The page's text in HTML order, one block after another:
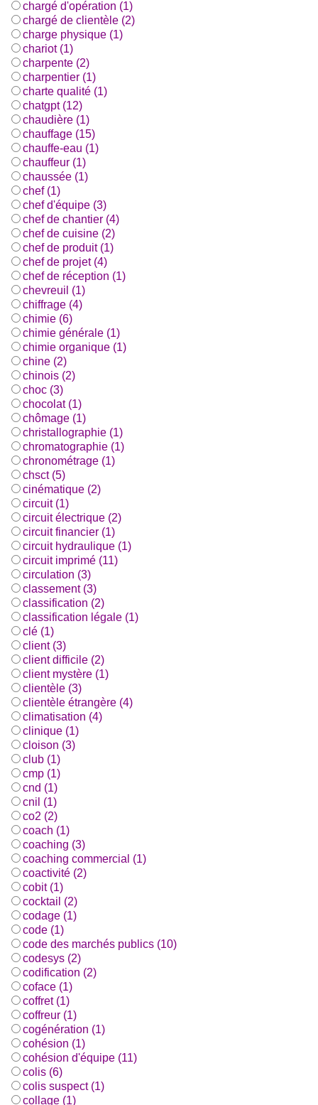
chargé d'opération (1)
chargé de clientèle (2)
charge physique (1)
chariot (1)
charpente (2)
charpentier (1)
charte qualité (1)
chatgpt (12)
chaudière (1)
chauffage (15)
chauffe-eau (1)
chauffeur (1)
chaussée (1)
chef (1)
chef d'équipe (3)
chef de chantier (4)
chef de cuisine (2)
chef de produit (1)
chef de projet (4)
chef de réception (1)
chevreuil (1)
chiffrage (4)
chimie (6)
chimie générale (1)
chimie organique (1)
chine (2)
chinois (2)
choc (3)
chocolat (1)
chômage (1)
christallographie (1)
chromatographie (1)
chronométrage (1)
chsct (5)
cinématique (2)
circuit (1)
circuit électrique (2)
circuit financier (1)
circuit hydraulique (1)
circuit imprimé (11)
circulation (3)
classement (3)
classification (2)
classification légale (1)
clé (1)
client (3)
client difficile (2)
client mystère (1)
clientèle (3)
clientèle étrangère (4)
climatisation (4)
clinique (1)
cloison (3)
club (1)
cmp (1)
cnd (1)
cnil (1)
co2 (2)
coach (1)
coaching (3)
coaching commercial (1)
coactivité (2)
cobit (1)
cocktail (2)
codage (1)
code (1)
code des marchés publics (10)
codesys (2)
codification (2)
coface (1)
coffret (1)
coffreur (1)
cogénération (1)
cohésion (1)
cohésion d'équipe (11)
colis (6)
colis suspect (1)
collage (1)